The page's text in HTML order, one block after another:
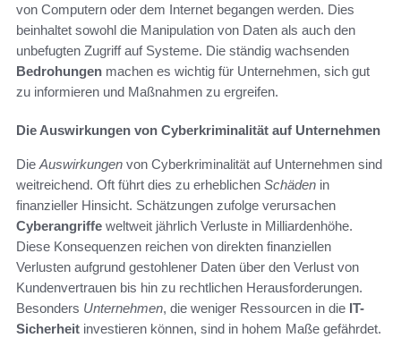
von Computern oder dem Internet begangen werden. Dies
beinhaltet sowohl die Manipulation von Daten als auch den
unbefugten Zugriff auf Systeme. Die ständig wachsenden
Bedrohungen machen es wichtig für Unternehmen, sich gut
zu informieren und Maßnahmen zu ergreifen.
Die Auswirkungen von Cyberkriminalität auf Unternehmen
Die Auswirkungen von Cyberkriminalität auf Unternehmen sind
weitreichend. Oft führt dies zu erheblichen Schäden in
finanzieller Hinsicht. Schätzungen zufolge verursachen
Cyberangriffe weltweit jährlich Verluste in Milliardenhöhe.
Diese Konsequenzen reichen von direkten finanziellen
Verlusten aufgrund gestohlener Daten über den Verlust von
Kundenvertrauen bis hin zu rechtlichen Herausforderungen.
Besonders Unternehmen, die weniger Ressourcen in die IT-
Sicherheit investieren können, sind in hohem Maße gefährdet.